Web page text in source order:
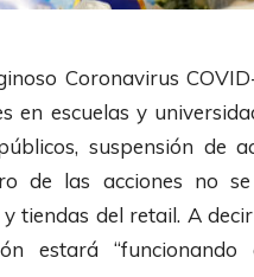
Coronavirus
en escuelas y
suspensión de
de las acciones no
tiendas del retail. A
estará “funcionando